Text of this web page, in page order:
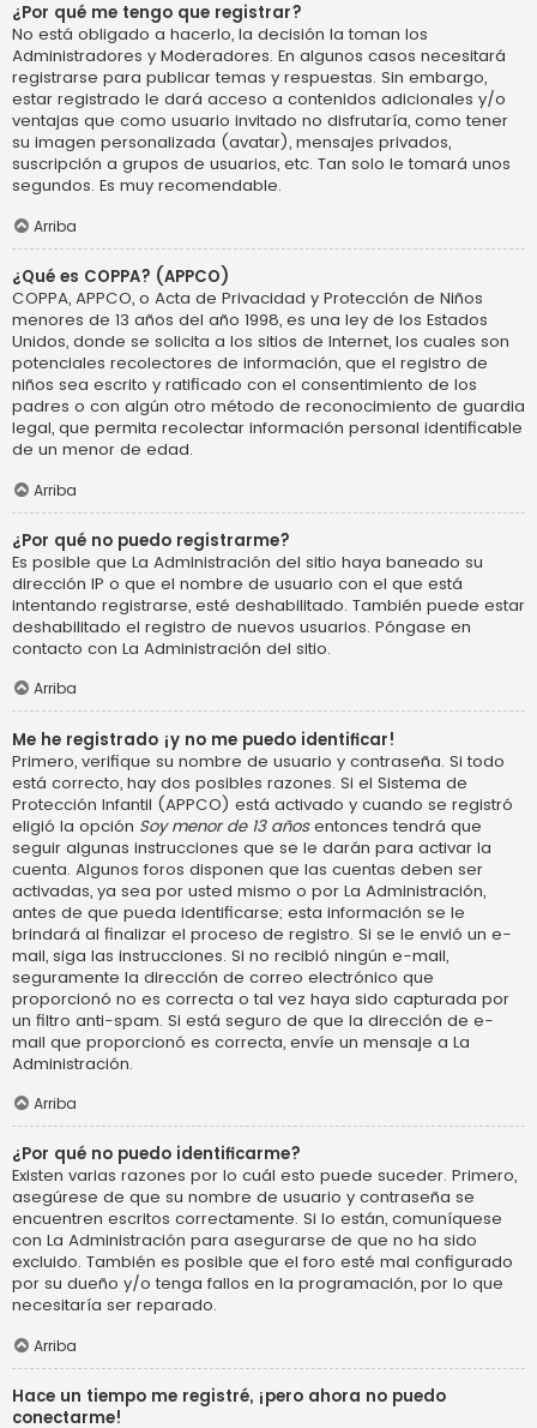
¿Por qué me tengo que registrar?
No está obligado a hacerlo, la decisión la toman los
Administradores y Moderadores. En algunos casos necesitará
registrarse para publicar temas y respuestas. Sin embargo,
estar registrado le dará acceso a contenidos adicionales y/o
ventajas que como usuario invitado no disfrutaría, como tener
su imagen personalizada (avatar), mensajes privados,
suscripción a grupos de usuarios, etc. Tan solo le tomará unos
segundos. Es muy recomendable.
Arriba
¿Qué es COPPA? (APPCO)
COPPA, APPCO, o Acta de Privacidad y Protección de Niños
menores de 13 años del año 1998, es una ley de los Estados
Unidos, donde se solicita a los sitios de Internet, los cuales son
potenciales recolectores de información, que el registro de
niños sea escrito y ratificado con el consentimiento de los
padres o con algún otro método de reconocimiento de guardia
legal, que permita recolectar información personal identificable
de un menor de edad.
Arriba
¿Por qué no puedo registrarme?
Es posible que La Administración del sitio haya baneado su
dirección IP o que el nombre de usuario con el que está
intentando registrarse, esté deshabilitado. También puede estar
deshabilitado el registro de nuevos usuarios. Póngase en
contacto con La Administración del sitio.
Arriba
Me he registrado ¡y no me puedo identificar!
Primero, verifique su nombre de usuario y contraseña. Si todo
está correcto, hay dos posibles razones. Si el Sistema de
Protección Infantil (APPCO) está activado y cuando se registró
eligió la opción Soy menor de 13 añosentonces tendrá que
seguir algunas instrucciones que se le darán para activar la
cuenta. Algunos foros disponen que las cuentas deben ser
activadas, ya sea por usted mismo o por La Administración,
antes de que pueda identificarse; esta información se le
brindará al finalizar el proceso de registro. Si se le envió un e-
mail, siga las instrucciones. Si no recibió ningún e-mail,
seguramente la dirección de correo electrónico que
proporcionó no es correcta o tal vez haya sido capturada por
un filtro anti-spam. Si está seguro de que la dirección de e-
mail que proporcionó es correcta, envíe un mensaje a La
Administración.
Arriba
¿Por qué no puedo identificarme?
Existen varias razones por lo cuál esto puede suceder. Primero,
asegúrese de que su nombre de usuario y contraseña se
encuentren escritos correctamente. Si lo están, comuníquese
con La Administración para asegurarse de que no ha sido
excluido. También es posible que el foro esté mal configurado
por su dueño y/o tenga fallos en la programación, por lo que
necesitaría ser reparado.
Arriba
Hace un tiempo me registré, ¡pero ahora no puedo
conectarme!